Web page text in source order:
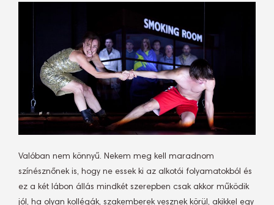
Valóban nem könnyű. Nekem meg kell maradnom
színésznőnek is, hogy ne essek ki az alkotói folyamatokból és
ez a két lábon állás mindkét szerepben csak akkor működik
jól, ha olyan kollégák, szakemberek vesznek körül, akikkel egy